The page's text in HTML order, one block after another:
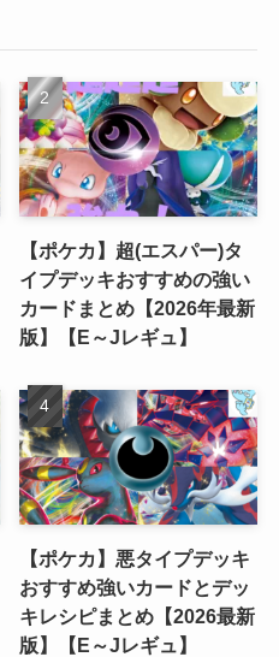
【ポケカ】超(エスパー)タ
イプデッキおすすめの強い
カードまとめ【2026年最新
版】【E～Jレギュ】
【ポケカ】悪タイプデッキ
おすすめ強いカードとデッ
キレシピまとめ【2026最新
版】【E～Jレギュ】